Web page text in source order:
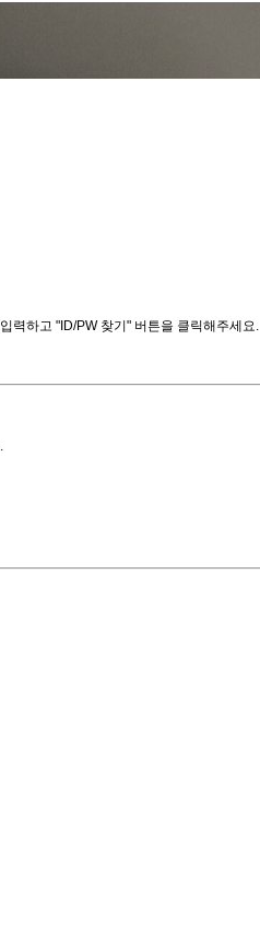
력하고 "ID/PW 찾기" 버튼을 클릭해주세요.